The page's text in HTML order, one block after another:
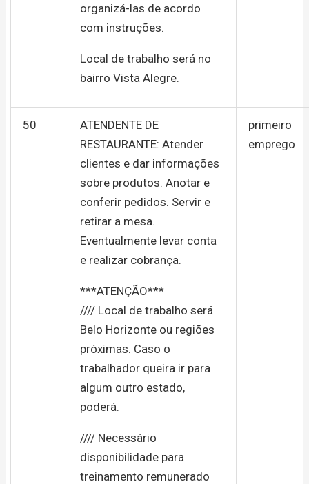
organizá-las de acordo
com instruções.
Local de trabalho será no
bairro Vista Alegre.
50
ATENDENTE DE
RESTAURANTE: Atender
clientes e dar informações
sobre produtos. Anotar e
conferir pedidos. Servir e
retirar a mesa.
Eventualmente levar conta
e realizar cobrança.
***ATENÇÃO***
//// Local de trabalho será
Belo Horizonte ou regiões
próximas. Caso o
trabalhador queira ir para
algum outro estado,
poderá.
//// Necessário
disponibilidade para
treinamento remunerado
primeiro
emprego